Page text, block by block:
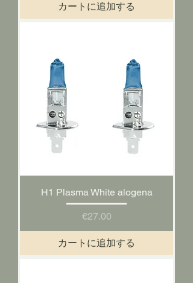
カートに追加する
H1 Plasma White alogena
価格
€27.00
カートに追加する